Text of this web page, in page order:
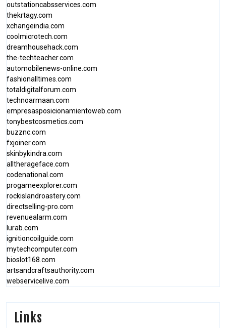
outstationcabsservices.com
thekrtagy.com
xchangeindia.com
coolmicrotech.com
dreamhousehack.com
the-techteacher.com
automobilenews-online.com
fashionalltimes.com
totaldigitalforum.com
technoarmaan.com
empresasposicionamientoweb.com
tonybestcosmetics.com
buzznc.com
fxjoiner.com
skinbykindra.com
alltherageface.com
codenational.com
progameexplorer.com
rockislandroastery.com
directselling-pro.com
revenuealarm.com
lurab.com
ignitioncoilguide.com
mytechcomputer.com
bioslot168.com
artsandcraftsauthority.com
webservicelive.com
Links